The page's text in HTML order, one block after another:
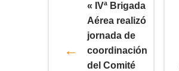
« IVª Brigada
Aérea realizó
jornada de
coordinación
del Comité